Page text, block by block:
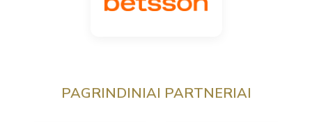
PAGRINDINIAI PARTNERIAI